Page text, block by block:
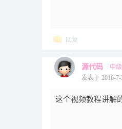
回复
源代码
中
发表于 2016-7-
这个视频教程讲解